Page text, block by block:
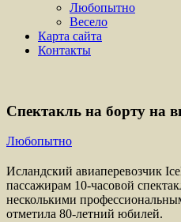
Любопытно
Весело
Карта сайта
Контакты
Спектакль на борту на
Любопытно
Исландский авиаперевозчик
пассажирам 10-часовой
несколькими
отметила 80-летний юбилей.